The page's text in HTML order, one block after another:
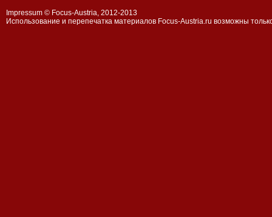
Impressum © Focus-Austria, 2012-2013
Использование и перепечатка материалов Focus-Аustria.ru возможны